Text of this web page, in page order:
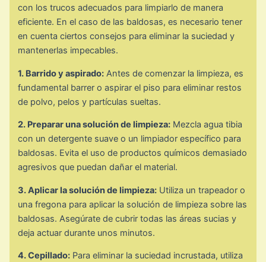
con los trucos adecuados para limpiarlo de manera
eficiente. En el caso de las baldosas, es necesario tener
en cuenta ciertos consejos para eliminar la suciedad y
mantenerlas impecables.
1. Barrido y aspirado: Antes de comenzar la limpieza, es
fundamental barrer o aspirar el piso para eliminar restos
de polvo, pelos y partículas sueltas.
2. Preparar una solución de limpieza: Mezcla agua tibia
con un detergente suave o un limpiador específico para
baldosas. Evita el uso de productos químicos demasiado
agresivos que puedan dañar el material.
3. Aplicar la solución de limpieza: Utiliza un trapeador o
una fregona para aplicar la solución de limpieza sobre las
baldosas. Asegúrate de cubrir todas las áreas sucias y
deja actuar durante unos minutos.
4. Cepillado: Para eliminar la suciedad incrustada, utiliza